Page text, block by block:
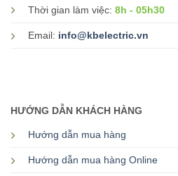
Thời gian làm việc: 8h - 05h30
Email: info@kbelectric.vn
HƯỚNG DẪN KHÁCH HÀNG
Hướng dẫn mua hàng
Hướng dẫn mua hàng Online